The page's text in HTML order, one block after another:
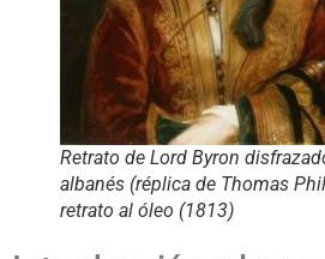
Retrato de Lord Byron
albanés (réplica de Thomas
retrato al óleo (1813)